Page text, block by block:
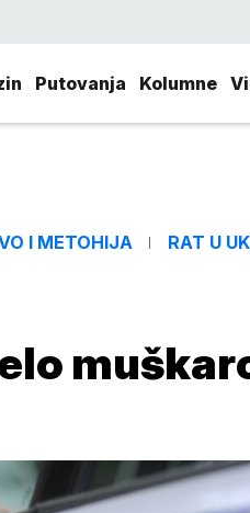
Putovanja Kolumne
I METOHIJA RAT U